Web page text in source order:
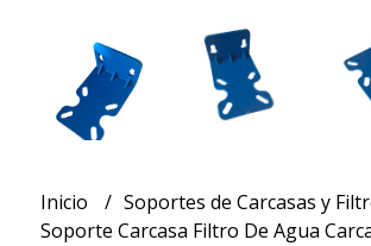
Inicio
Soportes de Carcasas y
Soporte Carcasa Filtro De Agua